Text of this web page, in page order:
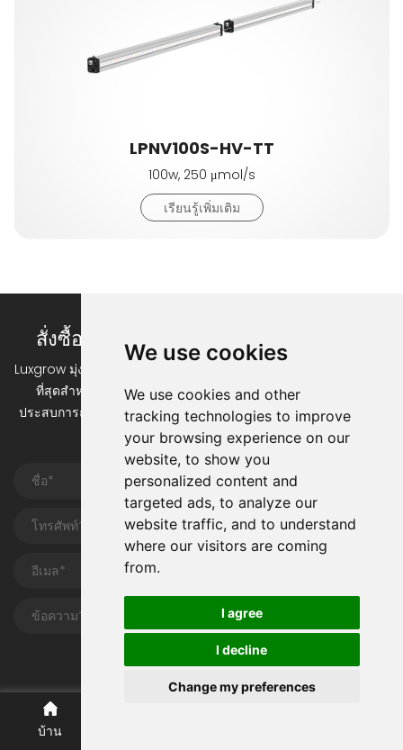
We use cookies
We use cookies and other
tracking technologies to improve
your browsing experience on our
website, to show you
personalized content and
targeted ads, to analyze our
website traffic, and to understand
where our visitors are coming
from.
I agree
I decline
Change my preferences
LPNV100S-HV-TT
100w, 250 μmol/s
เรียนรู้เพิ่มเติม
สั่งซื้อไฟ ไฟ LED เติบโต ในแบบของคุณ
Luxgrow มุ่งมั่นที่จะออกแบบและผลิตไฟเติบโต LED ที่มีประสิทธิภาพดี
ที่สุดสำหรับเกษตรกรผู้ปลูกอย่างจริงจัง สถาปนิกและวิศวกรที่มี
ประสบการณ์สูงของเราจะช่วยคุณวางแผนและเพิ่มประสิทธิภาพการ
ดำเนินงานที่กำลังเติบโต
บ้าน